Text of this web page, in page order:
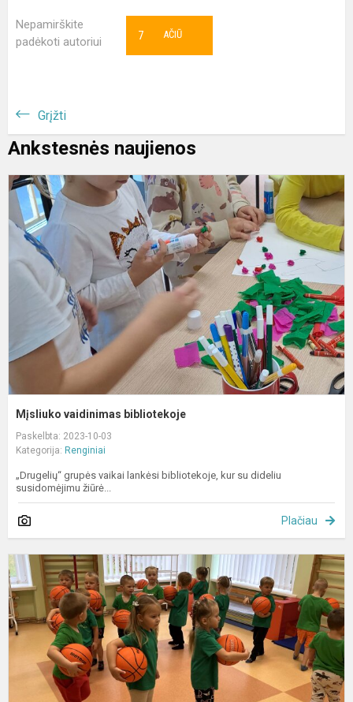
Nepamirškite
padėkoti autoriui
AČIŪ
7
Grįžti
Ankstesnės naujienos
Mįsliuko vaidinimas bibliotekoje
Paskelbta: 2023-10-03
Kategorija: Renginiai
„Drugelių“ grupės vaikai lankėsi bibliotekoje, kur su dideliu
susidomėjimu žiūrė...
Plačiau